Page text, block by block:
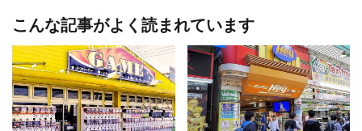
こんな記事がよく読まれています